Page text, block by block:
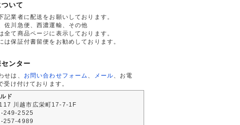
いて
記業者に配送をお願いしております。
佐川急便、西濃運輸、その他
全て商品ページに表示しております。
は保証付書留便をお勧めしております。
ンター
せは、 お問い合わせフォーム メール 、お電
受け付けております。
ド
川越市広栄町17-7-1F
249-2525
257-4989